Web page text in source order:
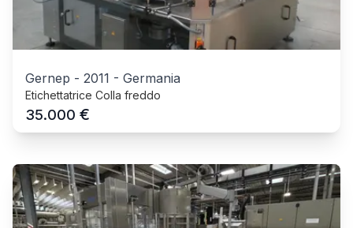
Gernep - 2011 - Germania
Etichettatrice Colla freddo
35.000 €